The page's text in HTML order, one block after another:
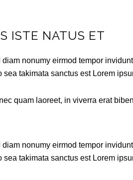
ISTE NATUS ET
nonumy eirmod tempor
takimata sanctus est Lorem
quam laoreet, in viverra erat
nonumy eirmod tempor
takimata sanctus est Lorem